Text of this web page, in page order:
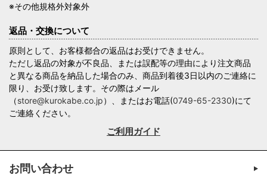
※その他規格外対象外
返品・交換について
原則として、お客様都合の返品はお受けできません。
ただし返品の対象が不良品、または誤配等の理由により注文商品
と異なる商品を納品した場合のみ、商品到着後3日以内のご連絡に
限り、お受け致します。その際はメール
（store@kurokabe.co.jp）、またはお電話(0749-65-2330)にて
ご連絡ください。
ご利用ガイド
お問い合わせ